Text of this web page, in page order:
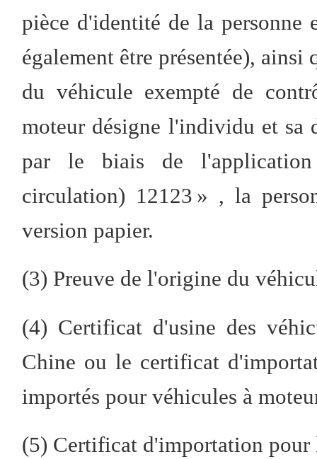
pièce d'identité de la personne
également être présentée),
du véhicule exempté de
moteur désigne l'individu et sa
par le biais de
circulation) 12123 » , la
version papier.
(3) Preuve de l'origine du
(4) Certificat d'usine des
Chine ou le certificat
importés pour véhicules à
(5) Certificat d'importation pour